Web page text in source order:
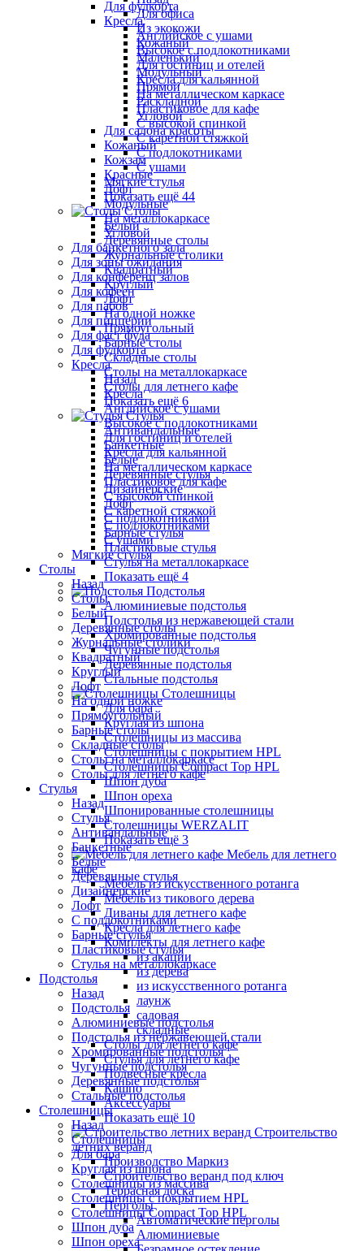
Для фудкорта
Кресла
Английское с ушами
Высокое с подлокотниками
Для гостиниц и отелей
Кресла для кальянной
На металлическом каркасе
Пластиковое для кафе
С высокой спинкой
С каретной стяжкой
С подлокотниками
С ушами
Мягкие стулья
Показать ещё 44
Столы
Белый
Деревянные столы
Журнальные столики
Квадратный
Круглый
Лофт
На одной ножке
Прямоугольный
Барные столы
Складные столы
Столы на металлокаркасе
Столы для летнего кафе
Показать ещё 6
Стулья
Антивандальные
Банкетные
Белые
Деревянные стулья
Дизайнерские
Лофт
С подлокотниками
Барные стулья
Пластиковые стулья
Стулья на металлокаркасе
Показать ещё 4
Подстолья
Алюминиевые подстолья
Подстолья из нержавеющей стали
Хромированные подстолья
Чугунные подстолья
Деревянные подстолья
Стальные подстолья
Столешницы
Для бара
Круглая из шпона
Столешницы из массива
Столешницы с покрытием HPL
Столешницы Сompact Top HPL
Шпон дуба
Шпон ореха
Шпонированные столешницы
Столешницы WERZALIT
Показать ещё 3
Мебель для летнего
кафе
Мебель из искусственного ротанга
Мебель из тикового дерева
Диваны для летнего кафе
Кресла для летнего кафе
Комплекты для летнего кафе
из акации
из дерева
из искусственного ротанга
лаунж
садовая
складные
Столы для летнего кафе
Стулья для летнего кафе
Подвесные кресла
Кашпо
Аксессуары
Показать ещё 10
Строительство
летних веранд
Производство Маркиз
Строительство веранд под ключ
Террасная доска
Перголы
Автоматические перголы
Алюминиевые
Для офиса
Из экокожи
Кожаный
Маленький
Модульный
Прямой
Раскладной
Угловой
Для салона красоты
Кожаный
Кожзам
Красные
Лофт
Модульные
На металлокаркасе
Угловой
Для банкетного зала
Для зоны ожидания
Для конференц залов
Для кофеен
Для пабов
Для пиццерии
Для фаст фуда
Для фудкорта
Кресла
Назад
Кресла
Английское с ушами
Высокое с подлокотниками
Для гостиниц и отелей
Кресла для кальянной
На металлическом каркасе
Пластиковое для кафе
С высокой спинкой
С каретной стяжкой
С подлокотниками
С ушами
Мягкие стулья
Столы
Назад
Столы
Белый
Деревянные столы
Журнальные столики
Квадратный
Круглый
Лофт
На одной ножке
Прямоугольный
Барные столы
Складные столы
Столы на металлокаркасе
Столы для летнего кафе
Стулья
Назад
Стулья
Антивандальные
Банкетные
Белые
Деревянные стулья
Дизайнерские
Лофт
С подлокотниками
Барные стулья
Пластиковые стулья
Стулья на металлокаркасе
Подстолья
Назад
Подстолья
Алюминиевые подстолья
Подстолья из нержавеющей стали
Хромированные подстолья
Чугунные подстолья
Деревянные подстолья
Стальные подстолья
Столешницы
Назад
Столешницы
Для бара
Круглая из шпона
Столешницы из массива
Столешницы с покрытием HPL
Столешницы Сompact Top HPL
Шпон дуба
Шпон ореха